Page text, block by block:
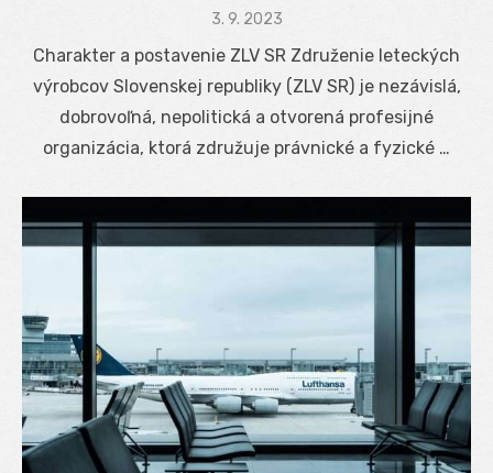
Posted
3. 9. 2023
Charakter a postavenie ZLV SR Združenie leteckých
výrobcov Slovenskej republiky (ZLV SR) je nezávislá,
dobrovoľná, nepolitická a otvorená profesijné
organizácia, ktorá združuje právnické a fyzické …